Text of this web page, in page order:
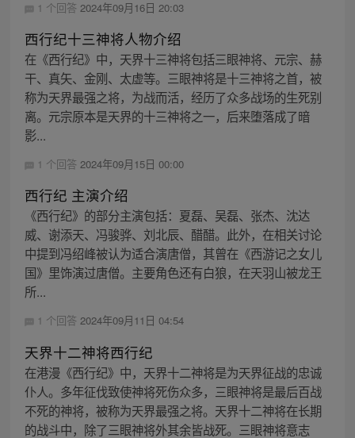
1 个回答 2024年09月16日 20:03
西行纪十三神将人物介绍
在《西行纪》中，天界十三神将包括三眼神将、元宗、赫
干、真矢、金刚、太虚等。三眼神将是十三神将之首，被
称为天界最强之将，为战而活，经历了众多战场的生死别
离。元宗原本是天界的十三神将之一，后来堕落成了暗
影...
1 个回答 2024年09月15日 00:00
西行纪 主演介绍
《西行纪》的部分主演包括：夏磊、吴磊、张杰、沈达
威、谢添天、冯骏骅、刘北辰、醋醋。此外，在相关讨论
中提到冯绍峰被认为适合演唐僧，其曾在《西游记之女儿
国》里饰演过唐僧。主要角色还有白狼，在天羽山被龙王
所...
1 个回答 2024年09月11日 04:54
天界十二神将西行纪
在港漫《西行纪》中，天界十二神将是为天界征战的忠诚
仆人。多年征伐致使神将死伤众多，三眼神将是最后百战
不死的神将，被称为天界最强之将。天界十二神将在长期
的战斗中，除了三眼神将外其余皆战死。三眼神将意志